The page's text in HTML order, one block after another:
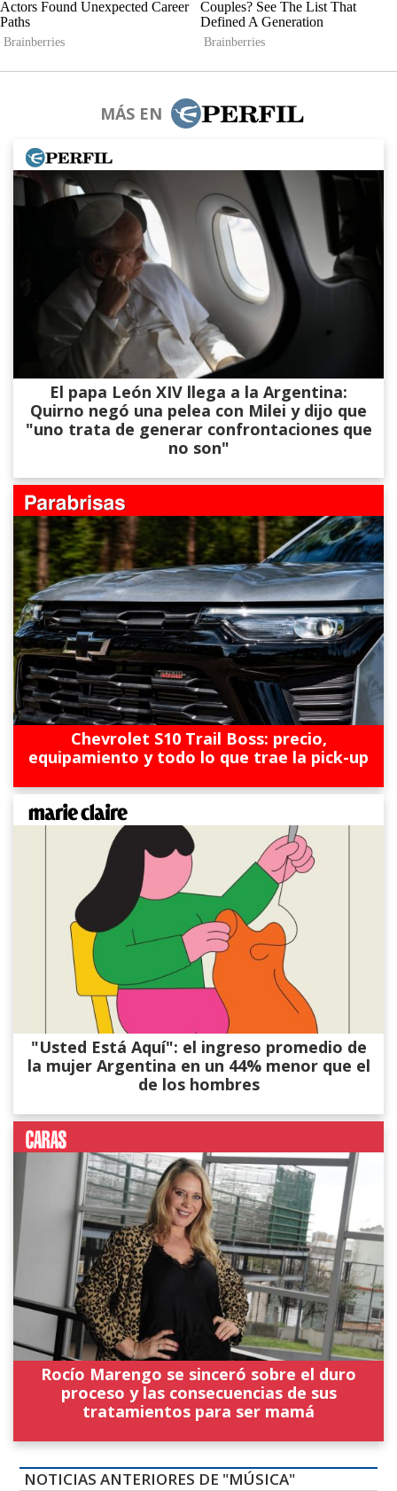
MÁS EN
El papa León XIV llega a la Argentina:
Quirno negó una pelea con Milei y dijo que
"uno trata de generar confrontaciones que
no son"
Chevrolet S10 Trail Boss: precio,
equipamiento y todo lo que trae la pick-up
"Usted Está Aquí": el ingreso promedio de
la mujer Argentina en un 44% menor que el
de los hombres
Rocío Marengo se sinceró sobre el duro
proceso y las consecuencias de sus
tratamientos para ser mamá
NOTICIAS ANTERIORES DE "MÚSICA"